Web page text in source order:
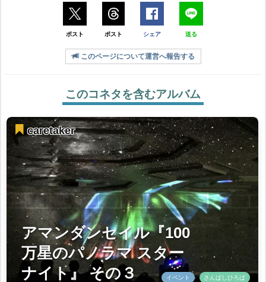
ポスト ポスト シェア 送る
このページについて運営へ報告する
このコネタを含むアルバム
caretaker
アマンダンセイル『100
万星のパノラマ スター
ナイト』 その３
イベント さんばしひろば